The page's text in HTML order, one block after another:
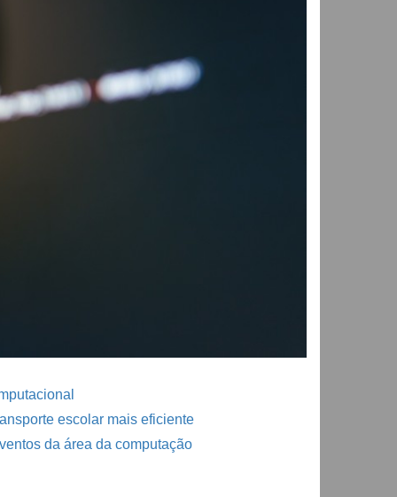
escolar mais eficiente
da área da computação